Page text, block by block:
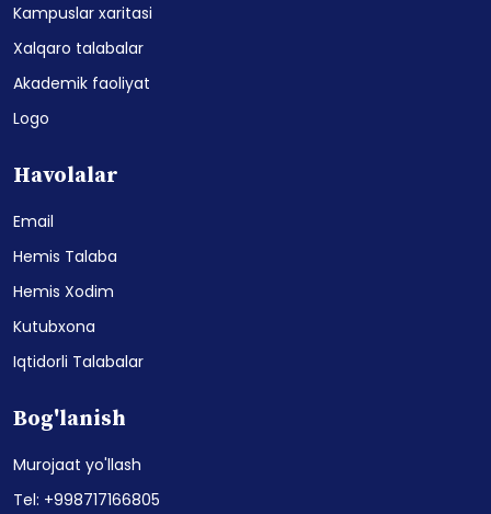
Kampuslar xaritasi
Xalqaro talabalar
Akademik faoliyat
Logo
Havolalar
Email
Hemis Talaba
Hemis Xodim
Kutubxona
Iqtidorli Talabalar
Bog'lanish
Murojaat yo'llash
Tel: +998717166805